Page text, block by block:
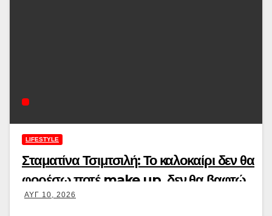
LIFESTYLE
Σταματίνα Τσιμτσιλή: Το καλοκαίρι δεν θα
φορέσω ποτέ make up, δεν θα βαφτώ
ΑΥΓ 10, 2026